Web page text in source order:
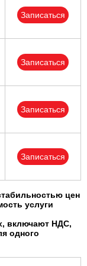
Записаться
Записаться
Записаться
Записаться
цен
услуги
включают НДС,
одного